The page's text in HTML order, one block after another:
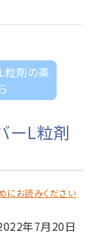
粒剤の薬
ーL粒剤
にお読みください
年7月20日